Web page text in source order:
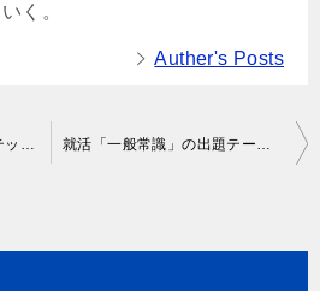
く。
Auther's Posts
就活のはじめかた5つのステップ！一歩進んだ準備や就活前の取り組みも紹介 就活「一般常識」の出題テーマや例題、おすすめの勉強方法を紹介！